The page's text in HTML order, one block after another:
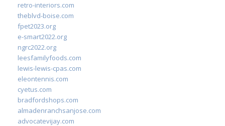
retro-interiors.com
theblvd-boise.com
fpet2023.org
e-smart2022.org
ngrc2022.org
leesfamilyfoods.com
lewis-lewis-cpas.com
eleontennis.com
cyetus.com
bradfordshops.com
almadenranchsanjose.com
advocatevijay.com